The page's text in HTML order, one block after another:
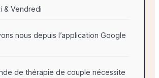
& Vendredi
nous depuis l’application Google
de thérapie de couple nécessite